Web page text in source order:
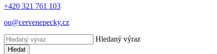
+420 321 761 103
ou@cervenepecky.cz
Hledaný výraz
Hledat